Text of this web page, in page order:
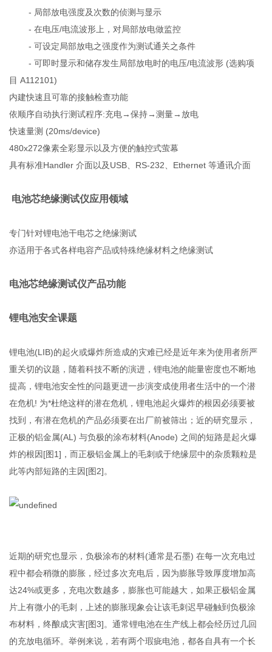
- 局部放电强度及次数的侦测与显示
- 在电压/电流波形上，对局部放电做监控
- 可设定局部放电之强度作为测试通关之条件
- 可即时显示和储存发生局部放电时的电压/电流波形 (选购项
目 A112101)
内建快速且可靠的接触检查功能
依顺序自动执行测试程序:充电→保持→测量→放电
快速量测 (20ms/device)
480x272像素全彩显示以及方便的触控式萤幕
具有标准Handler 介面以及USB、RS-232、Ethernet 等通讯介面
电池芯绝缘测试仪应用领域
专门针对锂电池干电芯之绝缘测试
亦适用于各式各样电容产品或特殊绝缘材料之绝缘测试
电池芯绝缘测试仪产品功能
锂电池安全课题
锂电池(LIB)的起火或爆炸所造成的灾难已经是近年来为使用者所严
重关切的议题，随着科技不断的演进，锂电池的能量密度也不断地
提高，锂电池安全性的问题更进一步演变成使用者生活中的一个潜
在危机! 为*杜绝这样的潜在危机，锂电池起火爆炸的根因必须要被
找到，有潜在危机的产品必须要在出厂前被筛出；近的研究显示，
正极的铝金属(AL) 与负极的涂布材料(Anode) 之间的短路是起火爆
炸的根因[图1]，而正极铝金属上的毛刺或于绝缘层中的杂质颗粒是
此等内部短路的主因[图2]。
近期的研究也显示，负极涂布的材料(通常是石墨) 在每一次充电过
程中都会稍微的膨胀，经过多次充电后，因为膨胀导致厚度增加高
达24%或更多，充电次数越多，膨胀也可能越大，如果正极铝金属
片上有微小的毛刺，上述的膨胀现象会让该毛刺迟早碰触到负极涂
布材料，终酿成灾害[图3]。通常锂电池在生产线上都会经历过几回
的充放电循环。举例来说，若有两个瑕疵电池，都各自具有一个长